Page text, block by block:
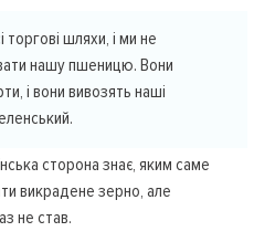
торгові шляхи, і ми не
нашу пшеницю. Вони
і вони вивозять наші
сторона знає, яким саме
викрадене зерно, але
не став.